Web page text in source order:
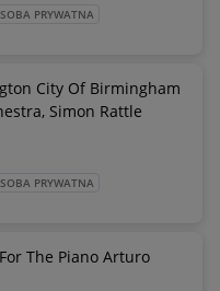
PRYWATNA
City Of Birmingham
Simon Rattle
PRYWATNA
The Piano Arturo